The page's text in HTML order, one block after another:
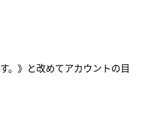
。》と改めてアカウントの目